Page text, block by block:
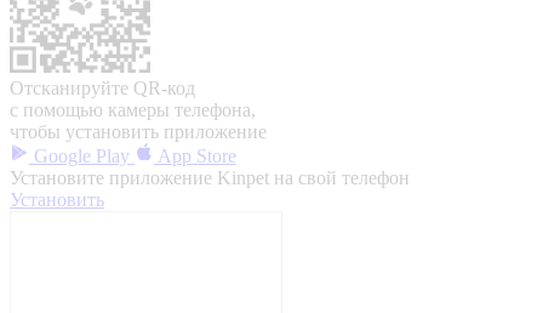
Отсканируйте QR-код
с помощью камеры телефона,
чтобы установить приложение
Google Play
App Store
Установите приложение Kinpet на свой телефон
Установить